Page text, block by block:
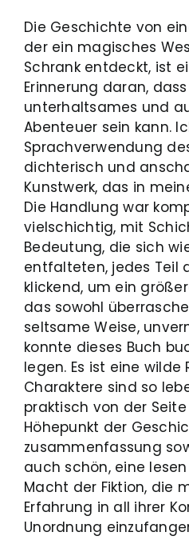
Die Geschichte von
der ein magisches
Schrank entdeckt, ist
Erinnerung daran,
unterhaltsames und
Abenteuer sein kann.
Sprachverwendung
dichterisch und
Kunstwerk, das in
Die Handlung war
vielschichtig, mit
Bedeutung, die sich
entfalteten, jedes Teil
klickend, um ein
das sowohl
seltsame Weise,
konnte dieses Buch
legen. Es ist eine wilde
Charaktere sind so
praktisch von der
Höhepunkt der
zusammenfassung
auch schön, eine
Macht der Fiktion, die
Erfahrung in all ihrer
Unordnung